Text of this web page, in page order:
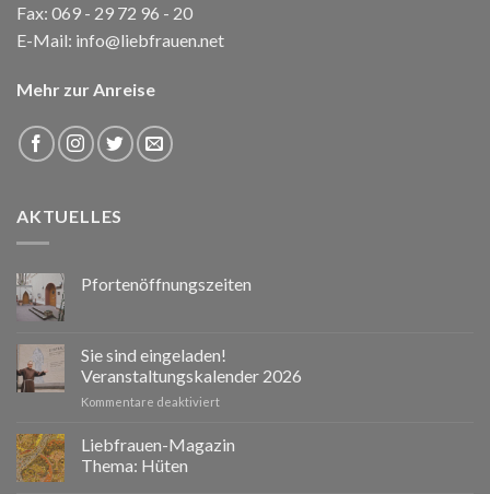
Fax: 069 - 29 72 96 - 20
E-Mail: info@liebfrauen.net
Mehr zur Anreise
AKTUELLES
Pfortenöffnungszeiten
Sie sind eingeladen!
Veranstaltungskalender 2026
Kommentare deaktiviertfür
sind
eingeladen!
Liebfrauen-Magazin
Thema: Hüten